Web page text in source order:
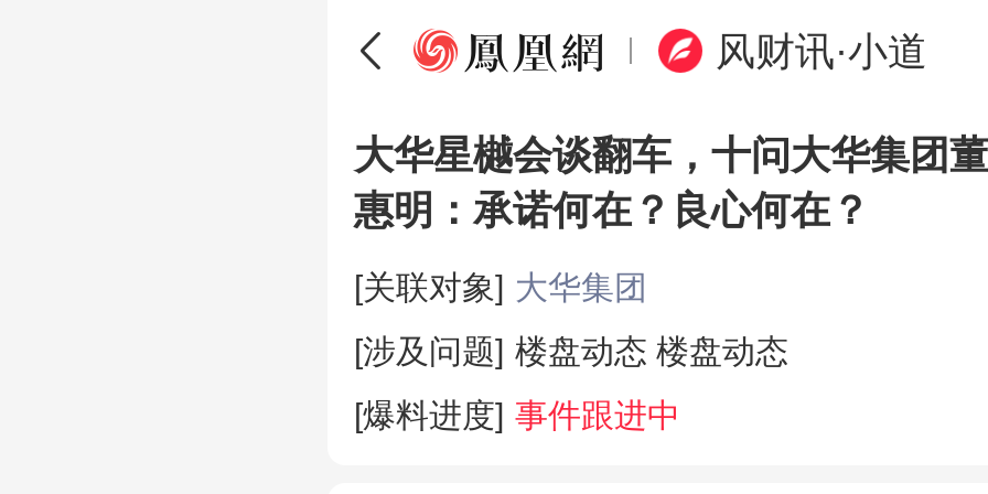
风财讯·小道
大华星樾会谈翻车，十问大华集团
惠明：承诺何在？良心何在？
[关联对象] 大华集团
[涉及问题] 楼盘动态 楼盘动态
[爆料进度] 事件跟进中